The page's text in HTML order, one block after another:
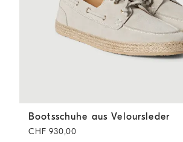
Bootsschuhe aus Veloursleder Hellgrau
Bootsschuhe aus Veloursleder
CHF 930,00